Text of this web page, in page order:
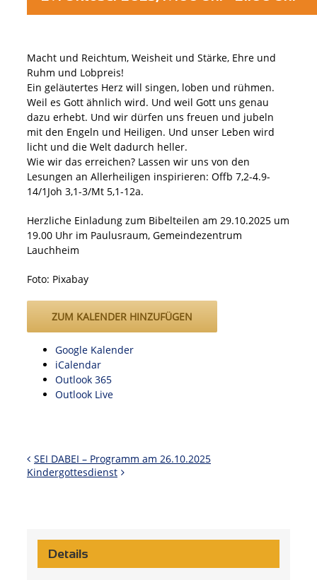
Macht und Reichtum, Weisheit und Stärke, Ehre und
Ruhm und Lobpreis!
Ein geläutertes Herz will singen, loben und rühmen.
Weil es Gott ähnlich wird. Und weil Gott uns genau
dazu erhebt. Und wir dürfen uns freuen und jubeln
mit den Engeln und Heiligen. Und unser Leben wird
licht und die Welt dadurch heller.
Wie wir das erreichen? Lassen wir uns von den
Lesungen an Allerheiligen inspirieren: Offb 7,2-4.9-
14/1Joh 3,1-3/Mt 5,1-12a.
Herzliche Einladung zum Bibelteilen am 29.10.2025 um
19.00 Uhr im Paulusraum, Gemeindezentrum
Lauchheim
Foto: Pixabay
ZUM KALENDER HINZUFÜGEN
Google Kalender
iCalendar
Outlook 365
Outlook Live
SEI DABEI – Programm am 26.10.2025
Kindergottesdienst
Details